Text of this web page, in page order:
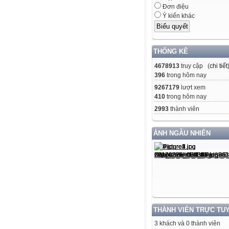
Đơn điệu
Ý kiến khác
THỐNG KÊ
4678913 truy cập (chi tiết)
396 trong hôm nay
9267179 lượt xem
410 trong hôm nay
2993 thành viên
ẢNH NGẪU NHIÊN
THÀNH VIÊN TRỰC
3 khách và 0 thành viên